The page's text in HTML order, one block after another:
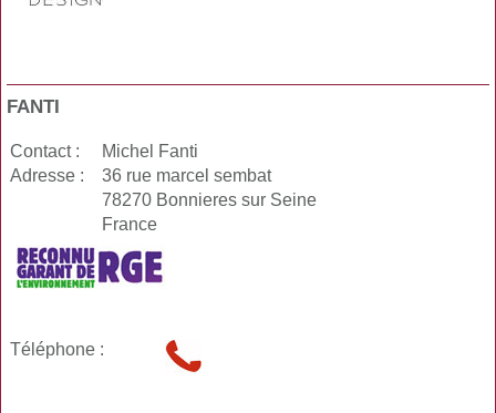
FANTI
Contact :
Michel Fanti
Adresse :
36 rue marcel sembat
78270 Bonnieres sur Seine
France
Téléphone :